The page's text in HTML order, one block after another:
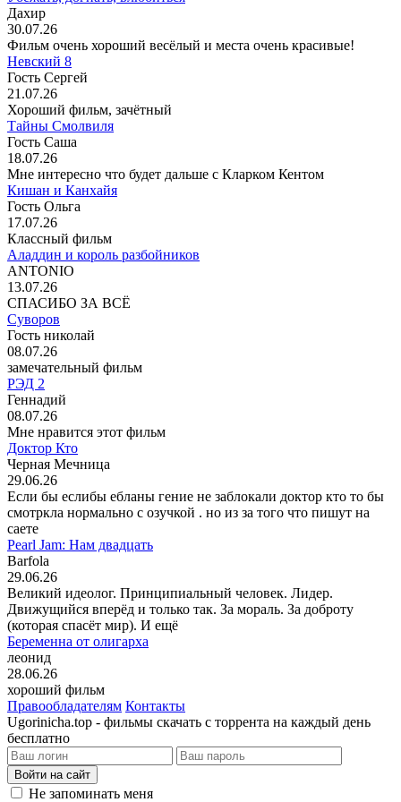
Дахир
30.07.26
Фильм очень хороший весёлый и места очень красивые!
Невский 8
Гость Сергей
21.07.26
Хороший фильм, зачётный
Тайны Смолвиля
Гость Саша
18.07.26
Мне интересно что будет дальше с Кларком Кентом
Кишан и Канхайя
Гость Ольга
17.07.26
Классный фильм
Аладдин и король разбойников
ANTONIO
13.07.26
СПАСИБО ЗА ВСЁ
Суворов
Гость николай
08.07.26
замечательный фильм
РЭД 2
Геннадий
08.07.26
Мне нравится этот фильм
Доктор Кто
Черная Мечница
29.06.26
Если бы еслибы ебланы гение не заблокали доктор кто то бы
смотркла нормально с озучкой . но из за того что пишут на
саете
Pearl Jam: Нам двадцать
Barfola
29.06.26
Великий идеолог. Принципиальный человек. Лидер.
Движущийся вперёд и только так. За мораль. За доброту
(которая спасёт мир). И ещё
Беременна от олигарха
леонид
28.06.26
хороший фильм
Правообладателям Контакты
Ugorinicha.top - фильмы скачать с торрента на каждый день
бесплатно
Войти на сайт
Не запоминать меня